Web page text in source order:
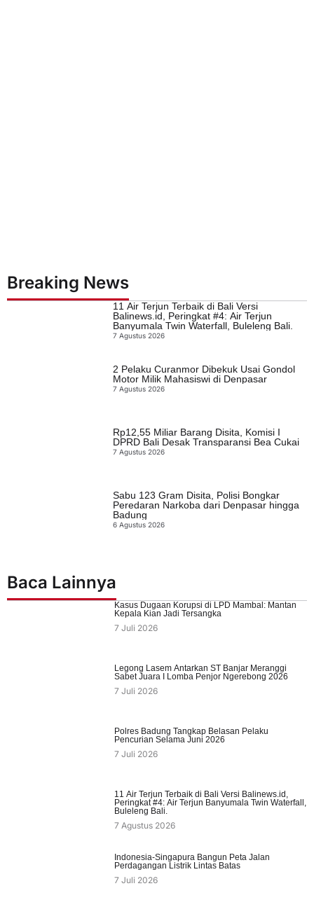
Breaking News
11 Air Terjun Terbaik di Bali Versi
Balinews.id, Peringkat #4: Air Terjun
Banyumala Twin Waterfall, Buleleng Bali.
7 Agustus 2026
2 Pelaku Curanmor Dibekuk Usai Gondol
Motor Milik Mahasiswi di Denpasar
7 Agustus 2026
Rp12,55 Miliar Barang Disita, Komisi I
DPRD Bali Desak Transparansi Bea Cukai
7 Agustus 2026
Sabu 123 Gram Disita, Polisi Bongkar
Peredaran Narkoba dari Denpasar hingga
Badung
6 Agustus 2026
Baca Lainnya
Kasus Dugaan Korupsi di LPD Mambal: Mantan
Kepala Kian Jadi Tersangka
7 Juli 2026
Legong Lasem Antarkan ST Banjar Meranggi
Sabet Juara I Lomba Penjor Ngerebong 2026
7 Juli 2026
Polres Badung Tangkap Belasan Pelaku
Pencurian Selama Juni 2026
7 Juli 2026
11 Air Terjun Terbaik di Bali Versi Balinews.id,
Peringkat #4: Air Terjun Banyumala Twin Waterfall,
Buleleng Bali.
7 Agustus 2026
Indonesia-Singapura Bangun Peta Jalan
Perdagangan Listrik Lintas Batas
7 Juli 2026